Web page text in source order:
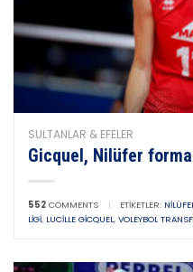
SULTANLAR & EFELER
Gicquel, Nilüfer
552 COMMENTS | ETIKETLER:
LIGI, LUCILLE GICQUEL, VOLEYBOL